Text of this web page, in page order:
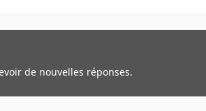
de nouvelles réponses.